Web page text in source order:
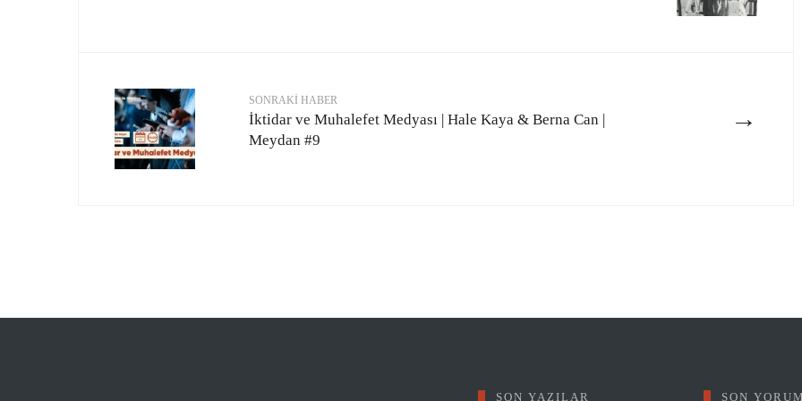
→
SONRAKI HABER
İktidar ve Muhalefet Medyası | Hale Kaya & Berna Can |
Meydan #9
SON YAZILAR SON